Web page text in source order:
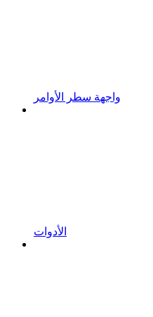
واجهة سطر الأوامر
الأدوات